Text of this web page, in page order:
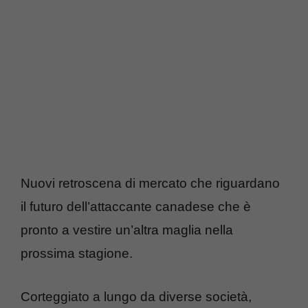
Nuovi retroscena di mercato che riguardano
il futuro dell’attaccante canadese che è
pronto a vestire un’altra maglia nella
prossima stagione.
Corteggiato a lungo da diverse società,